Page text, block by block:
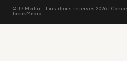
© J7 Media - Tous droits réservés 2026 |
TactikMedia